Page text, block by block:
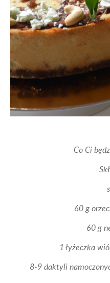
Co Ci
60 g
60 g
1 łyżeczka
8-9 daktyli